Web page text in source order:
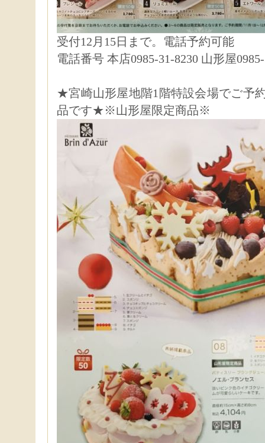
受付12月15日まで。電話予約可能
電話番号 本店0985-31-8230 山形屋
★宮崎山形屋地階1階特設会場でご予
品です★※山形屋限定商品※